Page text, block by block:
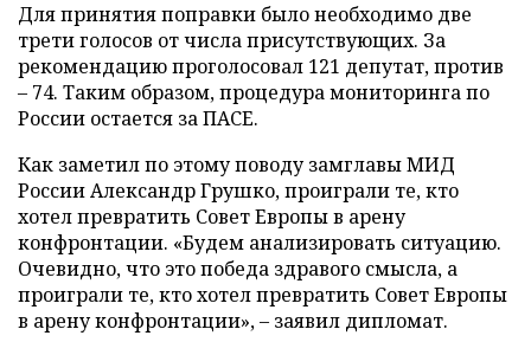
Для принятия поправки было необходимо две
трети голосов от числа присутствующих. За
рекомендацию проголосовал 121 депутат, против
– 74. Таким образом, процедура мониторинга по
России остается за ПАСЕ.
Как заметил по этому поводу замглавы МИД
России Александр Грушко, проиграли те, кто
хотел превратить Совет Европы в арену
конфронтации. «Будем анализировать ситуацию.
Очевидно, что это победа здравого смысла, а
проиграли те, кто хотел превратить Совет Европы
в арену конфронтации»,– заявил дипломат.